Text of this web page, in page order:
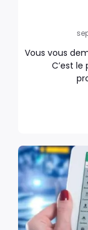
Vous vous
C’est